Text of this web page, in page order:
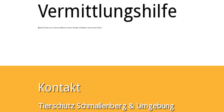
Vermittlungshilfe
Aktuell haben wir in diesem Bereich keine Hunde und Katzen auf unserer Seite.
Kontakt
Tierschutz Schmallenberg & Umgebung